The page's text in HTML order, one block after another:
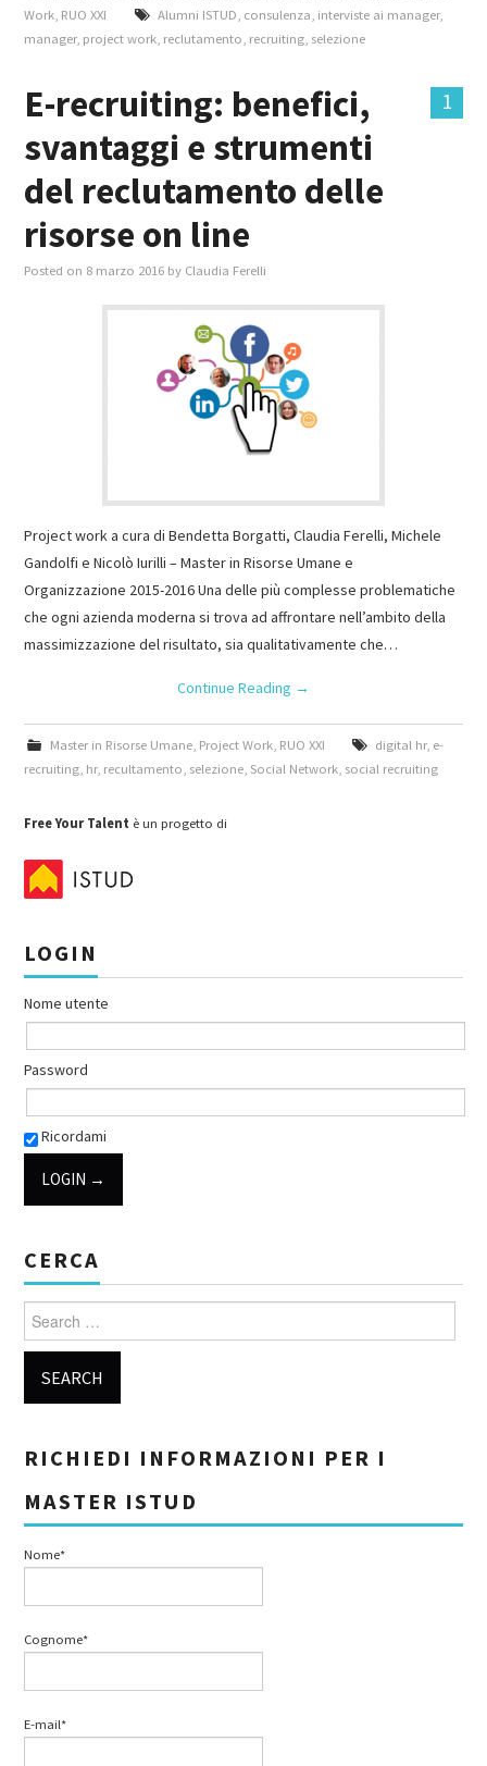
Work RUO XXI Alumni ISTUD consulenza interviste ai manager,
manager, project work reclutamento recruiting selezione
1
E-recruiting: benefici,
svantaggi e strumenti
del reclutamento delle
risorse on line
Posted on 8 marzo 2016 by Claudia Ferelli
Project work a cura di Bendetta Borgatti, Claudia Ferelli, Michele
Gandolfi e Nicolò Iurilli – Master in Risorse Umane e
Organizzazione 2015-2016 Una delle più complesse problematiche
che ogni azienda moderna si trova ad affrontare nell’ambito della
massimizzazione del risultato, sia qualitativamente che…
Continue Reading →
Master in Risorse Umane, Project Work, RUO XXI digital hr, e-
recruiting hr, recultamento selezione Social Network social recruiting
Free Your Talent è un progetto di
LOGIN
Nome utente
Password
Ricordami
CERCA
Search for:
RICHIEDI INFORMAZIONI PER I
MASTER ISTUD
Nome*
Cognome*
E-mail*